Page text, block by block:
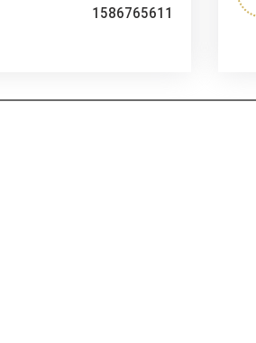
1586765611